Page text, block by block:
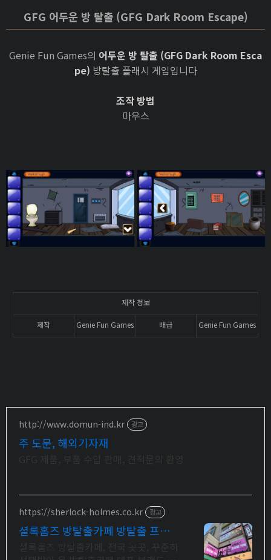
GFG 어두운 방 탈출 (GFG Dark Room Escape)
Genie Fun Games의 어두운 방 탈출 (GFG Dark Room Esca
pe) 방탈출 플래시 게임입니다
조작 방법
마우스
제작 정보
제작 Genie Fun Games 배급 Genie Fun Games
http://www.domun-ind.kr 광고
주 도문, 해외기자재
https://sherlock-holmes.co.kr 광고
셜록홈즈 방탈출카페 방탈출 프랜